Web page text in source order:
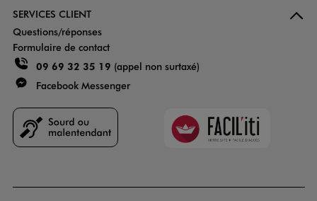
SERVICES CLIENT
Questions/réponses
Formulaire de contact
09 69 32 35 19 (appel non surtaxé)
Facebook Messenger
Faciliti